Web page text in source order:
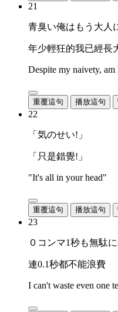
21
青臭い俺はもう大人
年少輕狂的我已經長
Despite my naivety,
重覆這句 播放這句
22
「気のせい!」
「只是錯覺!」
"It's all in your head"
重覆這句 播放這句
23
０コンマ1秒も無駄
連0.1秒都不能浪費
I can't waste even one